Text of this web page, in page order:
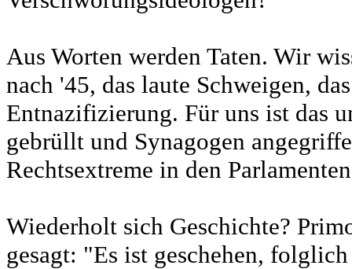
Aus Worten werden Taten. Wir
nach '45, das laute Schweigen,
Entnazifizierung. Für uns ist das
gebrüllt und Synagogen
Rechtsextreme in den
Wiederholt sich Geschichte?
gesagt: "Es ist geschehen,